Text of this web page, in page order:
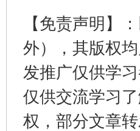
【免责声明】
外），其版权
发推广仅供学
仅供交流学习
权，部分文章
东山县通报“牛蛙产品抗生素